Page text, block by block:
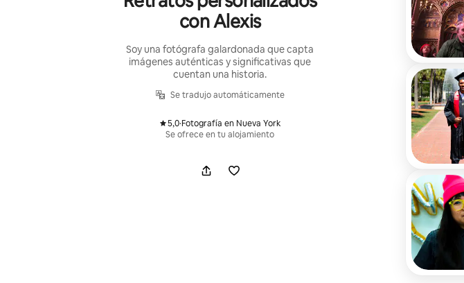
con Alexis
Soy una fotógrafa galardonada que capta
imágenes auténticas y significativas que
cuentan una historia.
Se tradujo automáticamente
5,0
, ·Fotografía en Nueva York
Se ofrece en tu alojamiento